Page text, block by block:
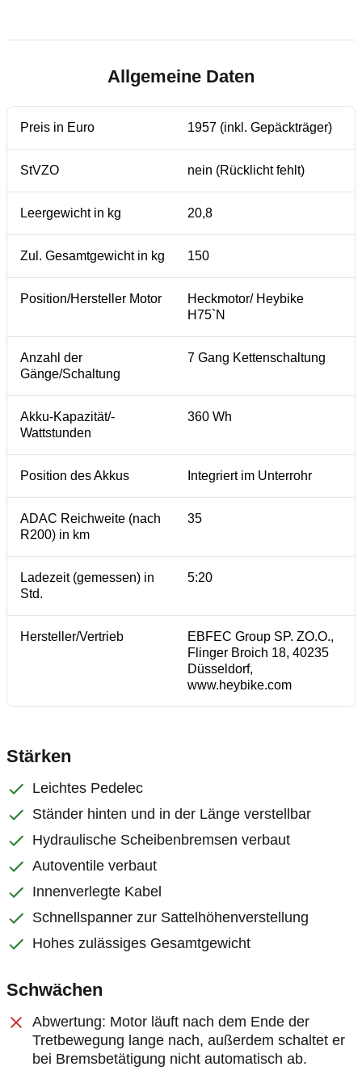
Allgemeine Daten
Preis in Euro 1957 (inkl. Gepäckträger)
StVZO nein (Rücklicht fehlt)
Leergewicht in kg 20,8
Zul. Gesamtgewicht in kg 150
Position/Hersteller Motor
Heckmotor/ Heybike
H75`N
Anzahl der
Gänge/Schaltung
7 Gang Kettenschaltung
Akku-Kapazität/-
Wattstunden
360 Wh
Position des Akkus Integriert im Unterrohr
ADAC Reichweite (nach
R200) in km
35
Ladezeit (gemessen) in
Std.
5:20
Hersteller/Vertrieb
EBFEC Group SP. ZO.O.,
Flinger Broich 18, 40235
Düsseldorf,
www.heybike.com
Stärken
Leichtes Pedelec
Ständer hinten und in der Länge verstellbar
Hydraulische Scheibenbremsen verbaut
Autoventile verbaut
Innenverlegte Kabel
Schnellspanner zur Sattelhöhenverstellung
Hohes zulässiges Gesamtgewicht
Schwächen
Abwertung: Motor läuft nach dem Ende der
Tretbewegung lange nach, außerdem schaltet er
bei Bremsbetätigung nicht automatisch ab.